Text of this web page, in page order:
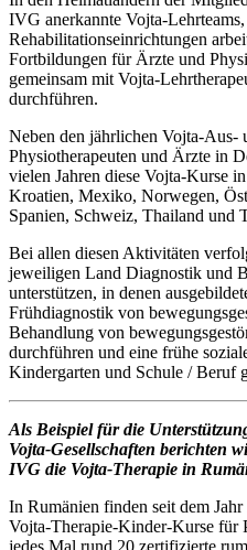
IVG anerkannte Vojta-
Rehabilitationseinrichtungen
Fortbildungen für Ärzte und
gemeinsam mit Vojta-
durchführen.
Neben den jährlichen Vojta-Aus-
Physiotherapeuten und Ärzte in
vielen Jahren diese Vojta-Kurse
Kroatien, Mexiko, Norwegen,
Spanien, Schweiz, Thailand und
Bei allen diesen Aktivitäten
jeweiligen Land Diagnostik und
unterstützen, in denen
Frühdiagnostik von
Behandlung von
durchführen und eine frühe
Kindergarten und Schule / Beruf
Als Beispiel für die
Vojta-Gesellschaften berichten
IVG die Vojta-Therapie in
In Rumänien finden seit dem
Vojta-Therapie-Kinder-Kurse für
jedes Mal rund 20 zertifizierte